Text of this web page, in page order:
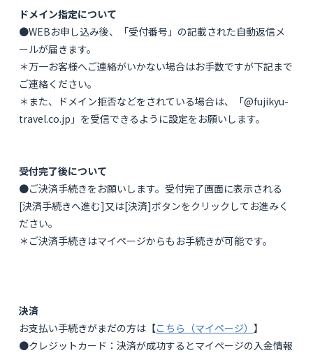
ドメイン指定について
●WEBお申し込み後、「受付番号」の記載された自動返信メ
ールが届きます。
＊万一お客様へご連絡がいかない場合はお手数ですが下記まで
ご連絡ください。
＊また、ドメイン拒否などをされている場合は、「@fujikyu-
travel.co.jp」を受信できるように設定をお願いします。
受付完了後について
●ご決済手続きをお願いします。受付完了画面に表示される
[決済手続きへ進む]又は[決済]ボタンをクリックしてお進みく
ださい。
＊ご決済手続きはマイページからもお手続きが可能です。
決済
お支払い手続きがまだの方は【こちら（マイページ） 】
●クレジットカード：決済が成功するとマイページの入金情報